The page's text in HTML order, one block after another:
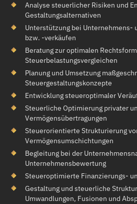
Analyse steuerlicher Risiken und
Gestaltungsalternativen
Unterstützung bei Unternehmens-
bzw. -verkäufen
Beratung zur optimalen
Steuerbelastungsvergleichen
Planung und Umsetzung
Steuergestaltungskonzepte
Entwicklung steueroptimaler
Steuerliche Optimierung privater
Vermögensübertragungen
Steuerorientierte Strukturierung
Vermögensumschichtungen
Begleitung bei der
Unternehmensbewertung
Steueroptimierte Finanzierungs-
Gestaltung und steuerliche
Umwandlungen, Fusionen und